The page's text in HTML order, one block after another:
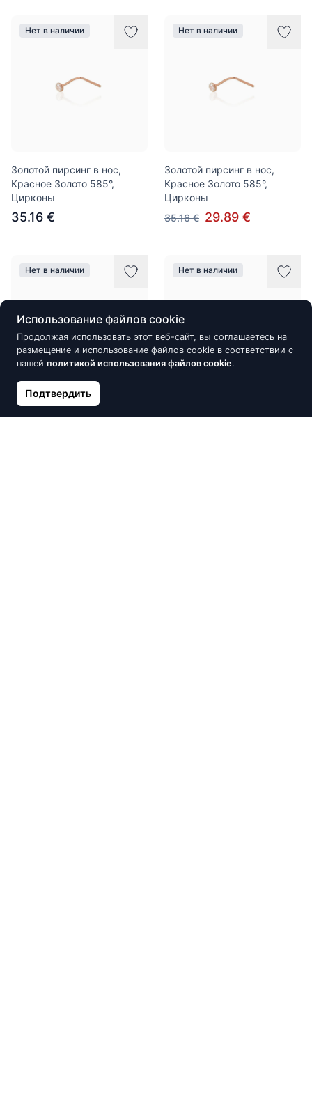
Нет в наличии
Золотой пирсинг в нос,
Красное Золото 585°,
Цирконы
35.16 €
Нет в наличии
Золотой пирсинг в нос,
Красное Золото 585°,
Цирконы
35.16 € 29.89 €
Нет в наличии
Золотой пирсинг, Красное
Нет в наличии
Использование файлов cookie
Продолжая использовать этот веб-сайт, вы соглашаетесь на
размещение и использование файлов cookie в соответствии с
нашей политикой использования файлов cookie.
Подтвердить